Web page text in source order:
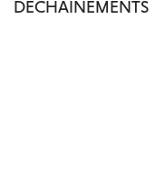
DÉCHAÎNEMENTS